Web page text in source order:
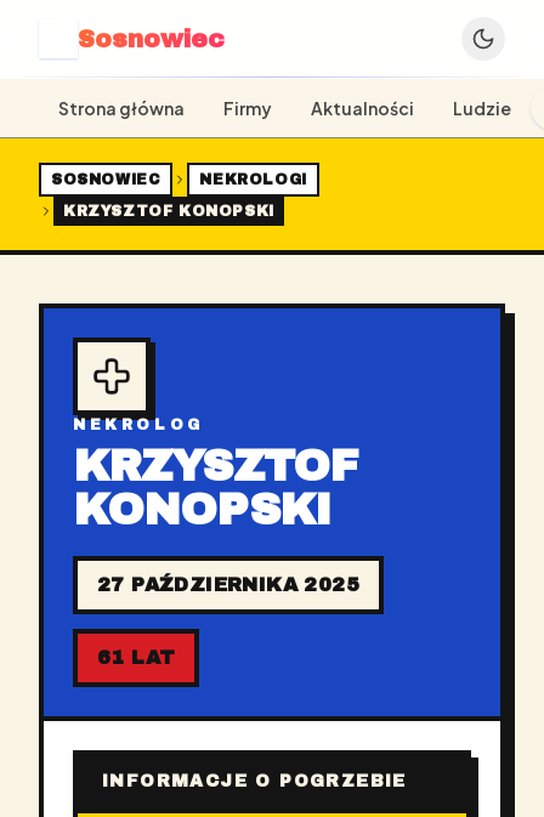
Sosnowiec
Strona główna Firmy Aktualności Ludzie
SOSNOWIEC
NEKROLOGI
KRZYSZTOF KONOPSKI
NEKROLOG
KRZYSZTOF
KONOPSKI
27 PAŹDZIERNIKA 2025
61 LAT
INFORMACJE O POGRZEBIE